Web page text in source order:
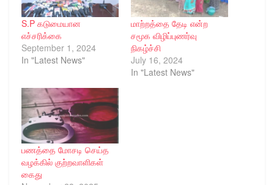
S.P கடுமையான
எச்சரிக்கை
September 1, 2024
In "Latest News"
மாற்றத்தை தேடி என்ற
சமூக விழிப்புணர்வு
நிகழ்ச்சி
July 16, 2024
In "Latest News"
பணத்தை மோசடி செய்த
வழக்கில் குற்றவாளிகள்
கைது